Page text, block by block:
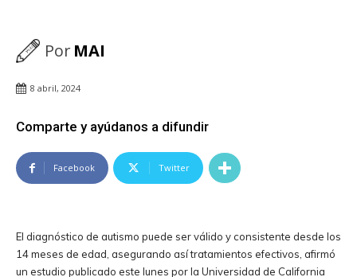
PorMAI
8 abril, 2024
Comparte y ayúdanos a difundir
Facebook Twitter
El diagnóstico de autismo puede ser válido y consistente desde los
14 meses de edad, asegurando así tratamientos efectivos, afirmó
un estudio publicado este lunes por la Universidad de California